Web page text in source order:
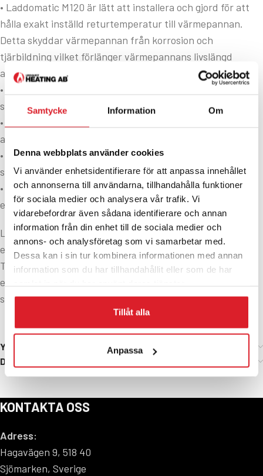
Samtycke Information Om
Denna webbplats använder cookies
Vi använder enhetsidentifierare för att anpassa innehållet
och annonserna till användarna, tillhandahålla funktioner
för sociala medier och analysera vår trafik. Vi
vidarebefordrar även sådana identifierare och annan
information från din enhet till de sociala medier och
annons- och analysföretag som vi samarbetar med.
Dessa kan i sin tur kombinera informationen med annan
information som du har tillhandahållit eller som de har
Tillåt alla
Anpassa
• Laddomatic M120 är lätt att installera och gjord för att
hålla exakt inställd returtemperatur till värmepannan.
Detta skyddar värmepannan från korrosion och
tjärbildning vilket förlänger värmepannans livslängd
avsevärt.
• Höjer värmepannans verkningsgradd genom att snabbt
se till att rätt temperatur uppnås.
• Laddar ackumulatortanken med lågt flöde för att se till
att bästa komfort uppnås.
• Tack vare det motoriserade Thermomatic TVM 2.0
ställdonet blir regleringen exakt.
• Inbyggd backventil för självcirkulation i slutfasen av
eldningen och vid strömavbrott.
Laddomatic M120 TVM är avsedd för värmepannor med
egen returtemperaturstyrning. Ställdonet Thermomatic
TVM 2.0 kräver alltså en styrsignal från värmepannans
eget styrsystem. Ställdonet har en gångtid på 147
sekunder.
Ytterligare information
Dokument
KONTAKTA OSS
Adress:
Hagavägen 9, 518 40
Sjömarken, Sverige